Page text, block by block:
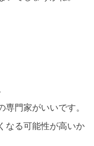
門家がいいです。
なる可能性が高いか